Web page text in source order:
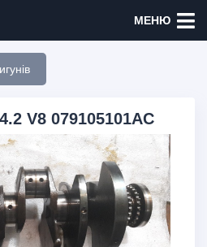
МЕНЮ
V8 079105101AC